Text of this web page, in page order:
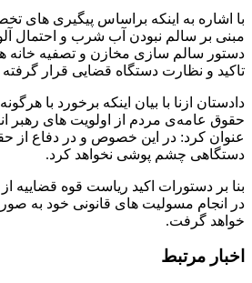
با اشاره به اینکه براساس پیگیری های
مبنی بر سالم نبودن آب شرب و احتمال
دستور سالم سازی مخازن و تصفیه خانه
تاکید و نظارت دستگاه قضایی قرار
دادستان ازنا با بیان اینکه برخورد با
حقوق عامه‌ی مردم از اولویت های رهبر
عنوان کرد: در این خصوص و در دفاع از
دستگاهی چشم پوشی نخواهد کرد.
بنا بر دستورات اکید ریاست قوه قضاییه
در انجام مسولیت های قانونی خود به
خواهد گرفت.
اخبار مرتبط